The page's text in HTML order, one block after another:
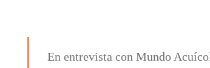
En entrevista con Mundo